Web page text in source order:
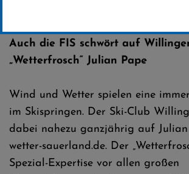
Auch die FIS schwört auf
„Wetterfrosch“ Julian Pape
Wind und Wetter spielen eine
im Skispringen. Der Ski-Club
dabei nahezu ganzjährig auf
wetter-sauerland.de. Der
Spezial-Expertise vor allen großen